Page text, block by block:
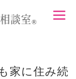
家に住み続